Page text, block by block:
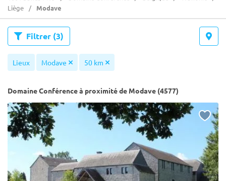
Liège
Modave
Filtrer (3)
Lieux Modave 50 km
Domaine Conférence à proximité de Modave (4577)